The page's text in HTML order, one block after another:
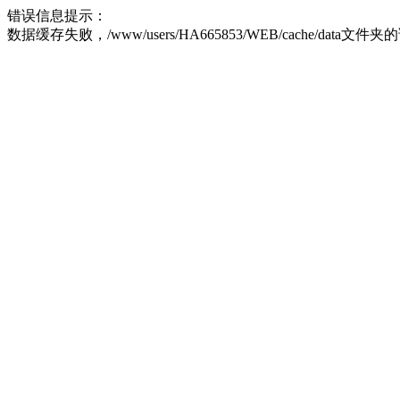
错误信息提示：
数据缓存失败，/www/users/HA665853/WEB/cache/data文件夹